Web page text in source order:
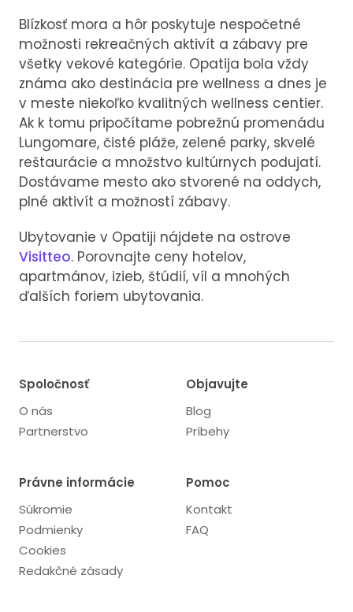
Blízkosť mora a hôr poskytuje nespočetné
možnosti rekreačných aktivít a zábavy pre
všetky vekové kategórie. Opatija bola vždy
známa ako destinácia pre wellness a dnes je
v meste niekoľko kvalitných wellness centier.
Ak k tomu pripočítame pobrežnú promenádu ​​
Lungomare, čisté pláže, zelené parky, skvelé
reštaurácie a množstvo kultúrnych podujatí.
Dostávame mesto ako stvorené na oddych,
plné aktivít a možností zábavy.
Ubytovanie v Opatiji nájdete na ostrove
Visitteo. Porovnajte ceny hotelov,
apartmánov, izieb, štúdií, víl a mnohých
ďalších foriem ubytovania.
Spoločnosť
O nás
Partnerstvo
Objavujte
Blog
Príbehy
Právne informácie
Súkromie
Podmienky
Cookies
Redakčné zásady
Pomoc
Kontakt
FAQ